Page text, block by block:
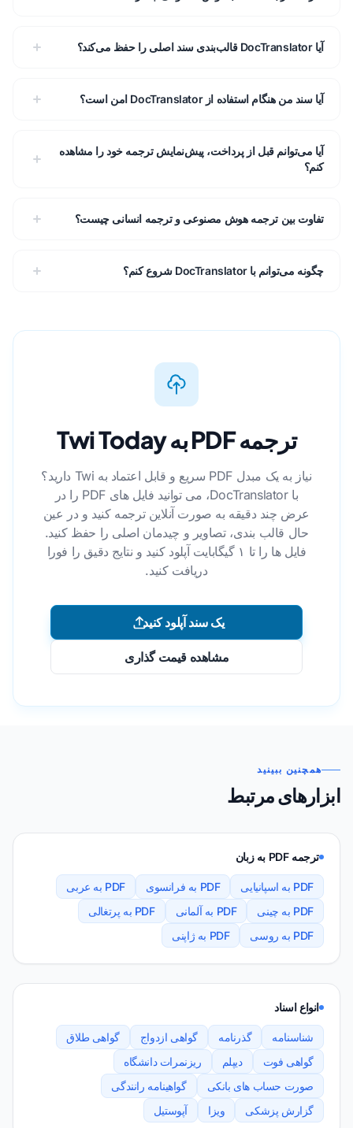
آیا DocTranslator قالب‌بندی سند اصلی را حفظ می‌کند؟
آیا سند من هنگام استفاده از DocTranslator امن است؟
آیا می‌توانم قبل از پرداخت، پیش‌نمایش ترجمه خود را مشاهده
کنم؟
تفاوت بین ترجمه هوش مصنوعی و ترجمه انسانی چیست؟
چگونه می‌توانم با DocTranslator شروع کنم؟
ترجمه PDF به Twi Today
نیاز به یک مبدل PDF سریع و قابل اعتماد به Twi دارید؟
با DocTranslator، می توانید فایل های PDF را در
عرض چند دقیقه به صورت آنلاین ترجمه کنید و در عین
حال قالب بندی، تصاویر و چیدمان اصلی را حفظ کنید.
فایل ها را تا ۱ گیگابایت آپلود کنید و نتایج دقیق را فورا
دریافت کنید.
یک سند آپلود کنید
مشاهده قیمت گذاری
همچنین ببینید
ابزارهای مرتبط
ترجمه PDF به زبان
PDF به اسپانیایی PDF به فرانسوی
PDF به عربی
PDF به چینی
PDF به آلمانی
PDF به پرتغالی
PDF به روسی
PDF به ژاپنی
انواع اسناد
شناسنامه گذرنامه گواهی ازدواج
گواهی طلاق
گواهی فوت
دیپلم
ریزنمرات دانشگاه
صورت حساب های بانکی
گواهینامه رانندگی
گزارش پزشکی
ویزا آپوستیل